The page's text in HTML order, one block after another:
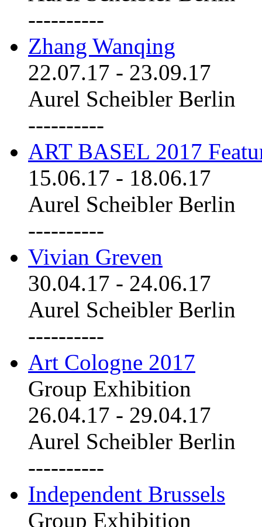
----------
Zhang Wanqing
22.07.17 - 23.09.17
Aurel Scheibler Berlin
----------
ART BASEL 2017
15.06.17 - 18.06.17
Aurel Scheibler Berlin
----------
Vivian Greven
30.04.17 - 24.06.17
Aurel Scheibler Berlin
----------
Art Cologne 2017
Group Exhibition
26.04.17 - 29.04.17
Aurel Scheibler Berlin
----------
Independent Brussels
Group Exhibition